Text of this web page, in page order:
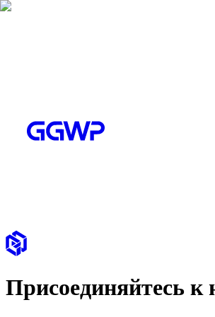
Присоединяйтесь к